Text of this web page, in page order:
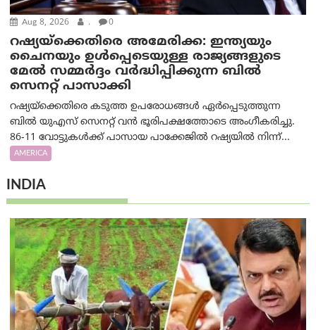
Aug 8, 2026 . 0
റഷ്യയ്‌ക്കെതിരെ അമേരിക്ക: ഇന്ത്യയും
ചൈനയും ഉൾപ്പെടെയുള്ള രാജ്യങ്ങളുടെ
മേൽ സമ്മർദ്ദം വർദ്ധിപ്പിക്കുന്ന ബിൽ
സെനറ്റ് പാസാക്കി
റഷ്യയ്‌ക്കെതിരെ കടുത്ത ഉപരോധങ്ങൾ ഏർപ്പെടുത്തുന്ന
ബിൽ യുഎസ് സെനറ്റ് വൻ ഭൂരിപക്ഷത്തോടെ അംഗീകരിച്ചു.
86-11 വോട്ടുകൾക്ക് പാസായ പാക്കേജിൽ റഷ്യയിൽ നിന്ന്...
AMERICA
INDIA